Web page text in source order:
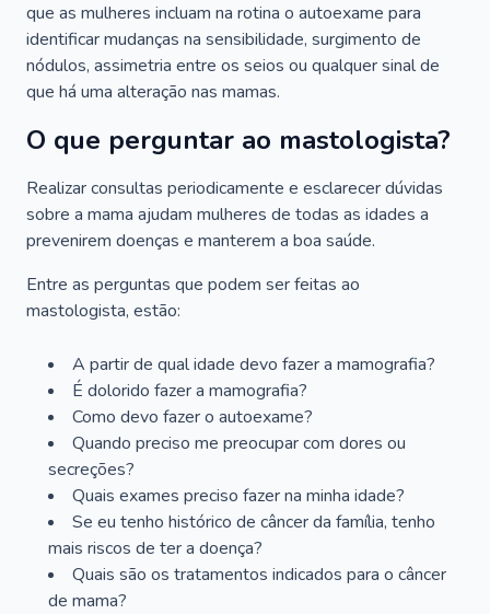
que as mulheres incluam na rotina o autoexame para
identificar mudanças na sensibilidade, surgimento de
nódulos, assimetria entre os seios ou qualquer sinal de
que há uma alteração nas mamas.
O que perguntar ao mastologista?
Realizar consultas periodicamente e esclarecer dúvidas
sobre a mama ajudam mulheres de todas as idades a
prevenirem doenças e manterem a boa saúde.
Entre as perguntas que podem ser feitas ao
mastologista, estão:
A partir de qual idade devo fazer a mamografia?
É dolorido fazer a mamografia?
Como devo fazer o autoexame?
Quando preciso me preocupar com dores ou
secreções?
Quais exames preciso fazer na minha idade?
Se eu tenho histórico de câncer da família, tenho
mais riscos de ter a doença?
Quais são os tratamentos indicados para o câncer
de mama?